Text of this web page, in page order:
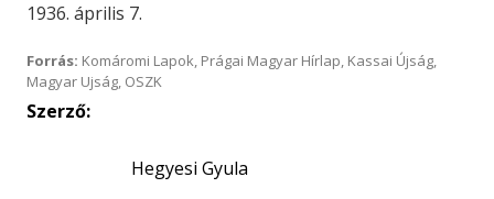
1936. április 7.
Forrás: Komáromi Lapok, Prágai Magyar Hírlap, Kassai Újság,
Magyar Ujság, OSZK
Szerző:
Hegyesi Gyula